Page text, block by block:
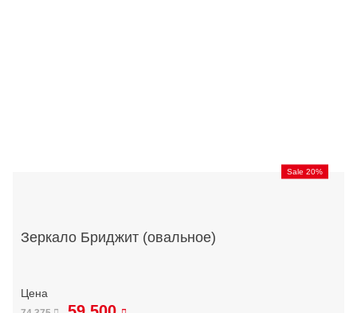
Sale 20%
Зеркало Бриджит (овальное)